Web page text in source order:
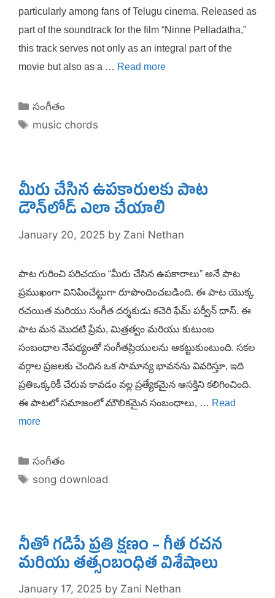
particularly among fans of Telugu cinema. Released as
part of the soundtrack for the film “Ninne Pelladatha,”
this track serves not only as an integral part of the
movie but also as a … Read more
Categories
సంగీతం
Tags
music chords
మీరు చేసిన ఉపకారులకు పాట
డౌన్‌లోడ్ ఎలా చేయాలి
January 20, 2025 by Zani Nethan
పాట గురించి పరిచయం “మీరు చేసిన ఉపకారాలు” అనే పాట
ప్రముఖంగా వినిపించేట్టుగా రూపొందించబడింది. ఈ పాట యొక్క
రచయిత మరియు సంగీత దర్శకుడు కచెరి ఫేమ్ పర్వీన్ దాస్. ఈ
పాట మన మొదటి ప్రేమ, మిత్రత్వం మరియు కుటుంబ
సంబంధాల నేపథ్యంతో సంగీతప్రియులను ఆకట్టుకుంటుంది. సకల
వర్గాల ప్రజలకు చెందిన ఒక సామాన్య భావనను వివరిస్తూ, ఇది
ప్రతిఒక్కరికీ చేరువ కావడం వల్ల ప్రత్యేకమైన ఆసక్తిని కలిగించింది.
ఈ పాటలో సమాజంలో మౌలికమైన సంబంధాలు, … Read
more
Categories
సంగీతం
Tags
song download
నీతో గడిపే ప్రతి క్షణం – గీత రచన
మరియు తత్సంబంధిత విశేషాలు
January 17, 2025 by Zani Nethan